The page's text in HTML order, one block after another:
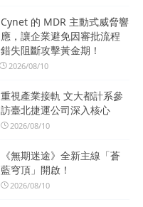
Cynet 的 MDR 主動式威脅響
應，讓企業避免因審批流程
錯失阻斷攻擊黃金期！
2026/08/10
重視產業接軌 文大都計系參
訪臺北捷運公司深入核心
2026/08/10
《無期迷途》全新主線「蒼
藍穹頂」開啟！
2026/08/10